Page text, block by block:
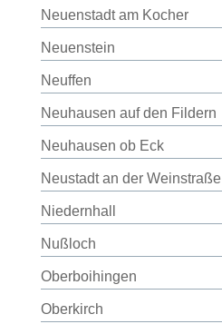
Neuenstadt am Kocher
Neuenstein
Neuffen
Neuhausen auf den Fildern
Neuhausen ob Eck
Neustadt an der Weinstraße
Niedernhall
Nußloch
Oberboihingen
Oberkirch